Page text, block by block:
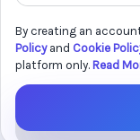
i
t
e
S
By creating an
Policyand Cookie
platform only. Read